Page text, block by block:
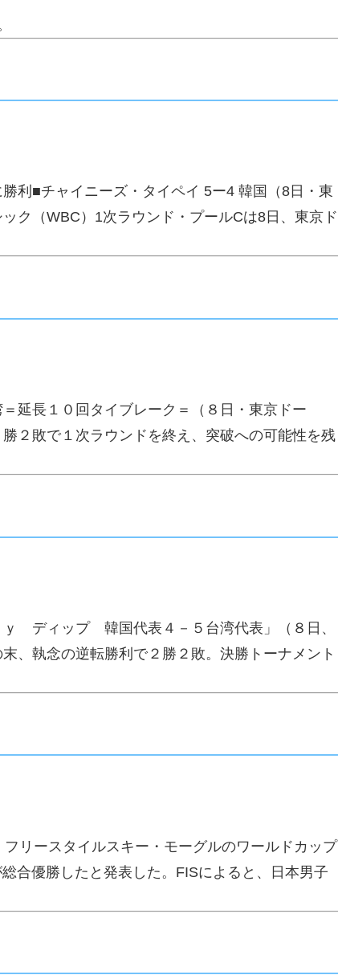
利■チャイニーズ・タイペイ 5ー4 韓国（8日・東
ク（WBC）1次ラウンド・プールCは8日、東京ド
長１０回タイブレーク＝（８日・東京ドー
２敗で１次ラウンドを終え、突破への可能性を残
ディップ 韓国代表４－５台湾代表」（８日、
、執念の逆転勝利で２勝２敗。決勝トーナメント
リースタイルスキー・モーグルのワールドカップ
合優勝したと発表した。FISによると、日本男子